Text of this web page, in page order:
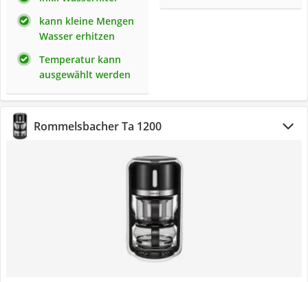
kann kleine Mengen
Wasser erhitzen
Temperatur kann
ausgewählt werden
Rommelsbacher Ta 1200